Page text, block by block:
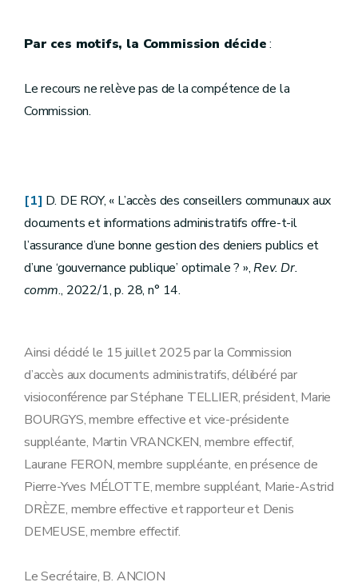
Par ces motifs, la Commission décide:
Le recours ne relève pas de la compétence de la
Commission.
[1] D. DE ROY, « L’accès des conseillers communaux aux
documents et informations administratifs offre-t-il
l’assurance d’une bonne gestion des deniers publics et
d’une ‘gouvernance publique’ optimale ? »,Rev. Dr.
comm., 2022/1, p. 28, n° 14.
Ainsi décidé le 15 juillet 2025 par la Commission
d’accès aux documents administratifs, délibéré par
visioconférence par Stéphane TELLIER, président, Marie
BOURGYS, membre effective et vice-présidente
suppléante, Martin VRANCKEN, membre effectif,
Laurane FERON, membre suppléante, en présence de
Pierre-Yves MÉLOTTE, membre suppléant, Marie-Astrid
DRÈZE, membre effective et rapporteur et Denis
DEMEUSE, membre effectif.
Le Secrétaire, B. ANCION